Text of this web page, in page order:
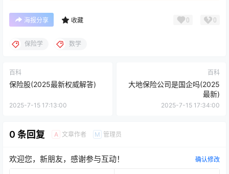
海报分享 收藏 0 0
保险学 数学
百科
保险股(2025最新权威解答)
2025-7-15 17:13:00
百科
大地保险公司是国企吗(2025
最新)
2025-7-15 17:34:00
0 条回复 A 文章作者 M 管理员
欢迎您，新朋友，感谢参与互动！ 确认修改